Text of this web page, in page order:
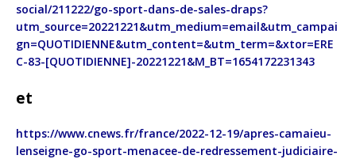
social/211222/go-sport-dans-de-sales-draps?
utm_source=20221221&utm_medium=email&utm_campai
gn=QUOTIDIENNE&utm_content=&utm_term=&xtor=ERE
C-83-[QUOTIDIENNE]-20221221&M_BT=1654172231343
et
https://www.cnews.fr/france/2022-12-19/apres-camaieu-
lenseigne-go-sport-menacee-de-redressement-judiciaire-